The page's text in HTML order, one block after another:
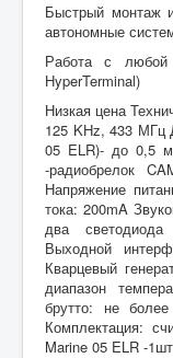
Быстрый монтаж
автономные
Работа с любой
HyperTerminal)
Низкая цена
125 KHz, 433 МГц
05 ELR)- до 0,5
-радиобрелок
Напряжение
тока: 200mA
два
Выходной
Кварцевый
диапазон
брутто: не
Комплектация:
Marine 05 ELR -